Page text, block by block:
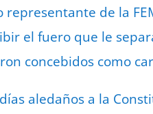
representante de la
el fuero que le
concebidos como
aledaños a la